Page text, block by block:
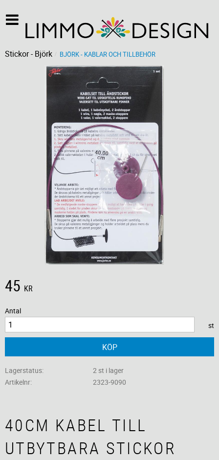
Stickor - Björk BJÖRK - KABLAR OCH TILLBEHÖR
45 KR
Antal
st
KÖP
Lagerstatus
2 st i lager
Artikelnr
2323-9090
40CM KABEL TILL
UTBYTBARA STICKOR